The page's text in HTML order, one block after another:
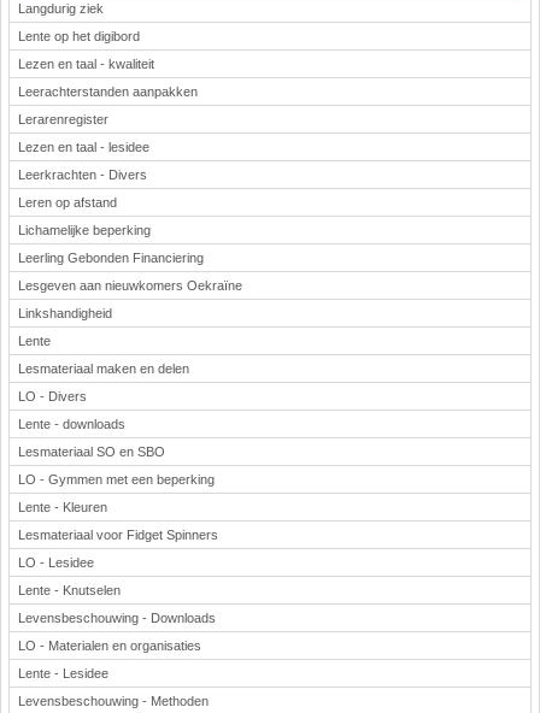
Langdurig ziek
Lente op het digibord
Lezen en taal - kwaliteit
Leerachterstanden aanpakken
Lerarenregister
Lezen en taal - lesidee
Leerkrachten - Divers
Leren op afstand
Lichamelijke beperking
Leerling Gebonden Financiering
Lesgeven aan nieuwkomers Oekraïne
Linkshandigheid
Lente
Lesmateriaal maken en delen
LO - Divers
Lente - downloads
Lesmateriaal SO en SBO
LO - Gymmen met een beperking
Lente - Kleuren
Lesmateriaal voor Fidget Spinners
LO - Lesidee
Lente - Knutselen
Levensbeschouwing - Downloads
LO - Materialen en organisaties
Lente - Lesidee
Levensbeschouwing - Methoden